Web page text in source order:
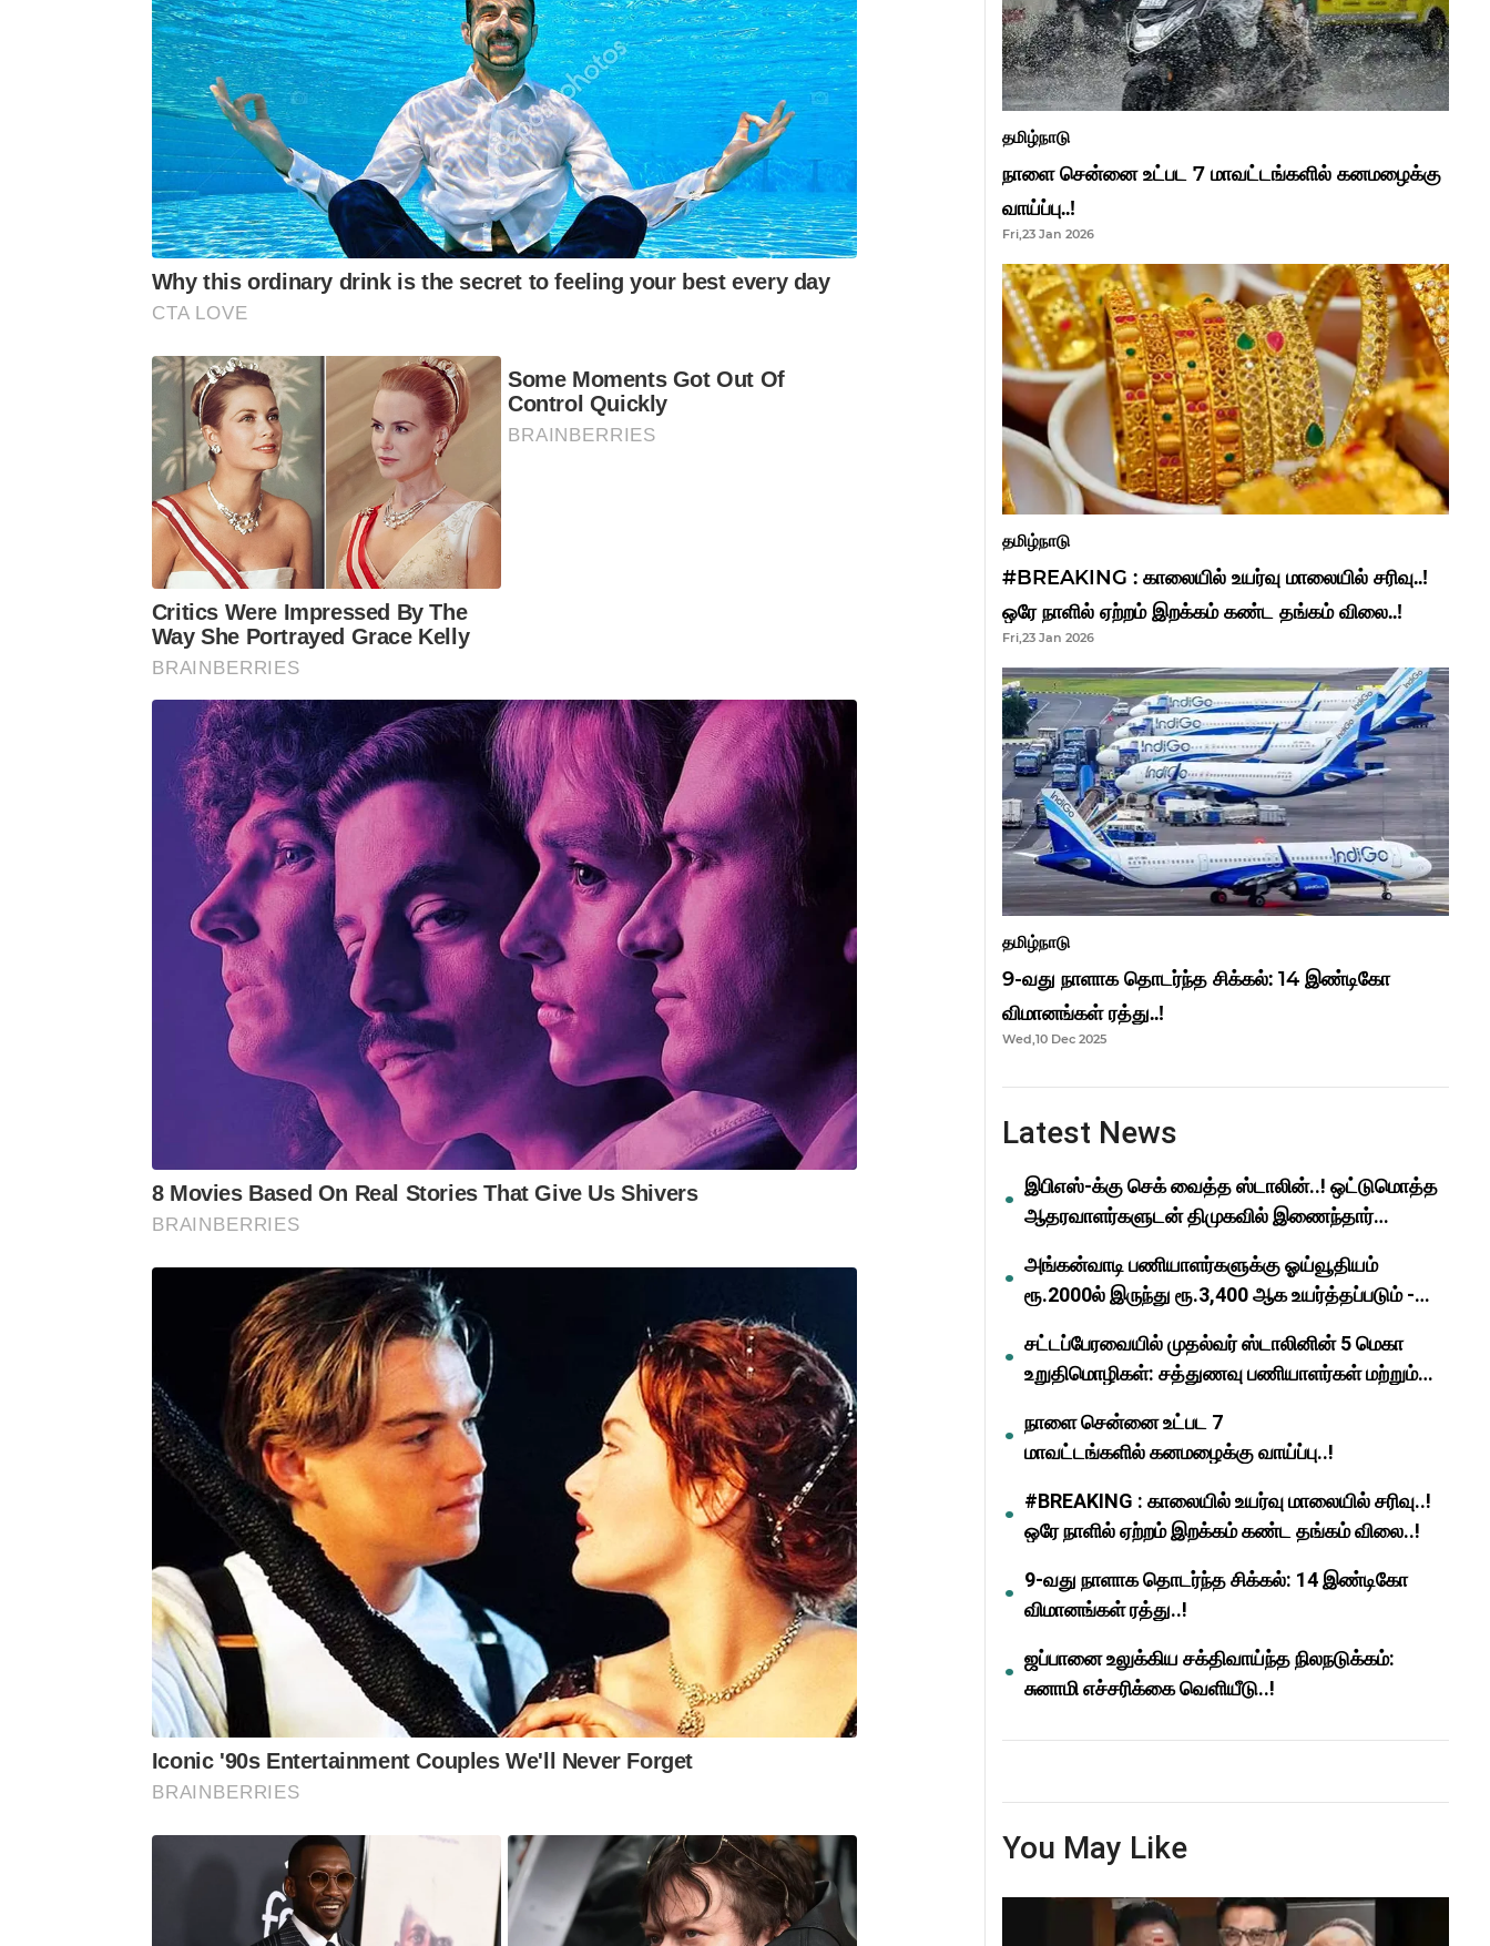
தமிழ்நாடு
நாளை சென்னை உட்பட 7 மாவட்டங்களில் கனமழைக்கு
வாய்ப்பு..!
Fri,23 Jan 2026
தமிழ்நாடு
#BREAKING : காலையில் உயர்வு மாலையில் சரிவு..!
ஒரே நாளில் ஏற்றம் இறக்கம் கண்ட தங்கம் விலை..!
Fri,23 Jan 2026
தமிழ்நாடு
9-வது நாளாக தொடர்ந்த சிக்கல்: 14 இண்டிகோ
விமானங்கள் ரத்து..!
Wed,10 Dec 2025
Latest News
இபிஎஸ்-க்கு செக் வைத்த ஸ்டாலின்..! ஒட்டுமொத்த
ஆதரவாளர்களுடன் திமுகவில் இணைந்தார்
அங்கன்வாடி பணியாளர்களுக்கு ஓய்வூதியம்
ரூ.2000ல் இருந்து ரூ.3,400 ஆக உயர்த்தப்படும் -
சட்டப்பேரவையில் முதல்வர் ஸ்டாலினின் 5 மெகா
உறுதிமொழிகள்: சத்துணவு பணியாளர்கள் மற்றும்
நாளை சென்னை உட்பட 7
மாவட்டங்களில் கனமழைக்கு வாய்ப்பு..!
#BREAKING : காலையில் உயர்வு மாலையில் சரிவு..!
ஒரே நாளில் ஏற்றம் இறக்கம் கண்ட தங்கம் விலை..!
9-வது நாளாக தொடர்ந்த சிக்கல்: 14 இண்டிகோ
விமானங்கள் ரத்து..!
ஜப்பானை உலுக்கிய சக்திவாய்ந்த நிலநடுக்கம்:
சுனாமி எச்சரிக்கை வெளியீடு..!
You May Like